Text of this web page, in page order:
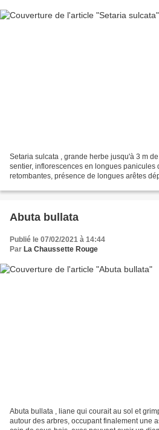
Setaria sulcata , grande herbe jusqu'à 3 m
sentier, inflorescences en longues panicules
retombantes, présence de longues arêtes
Abuta bullata
Publié le 07/02/2021 à 14:44
Par La Chaussette Rouge
Abuta bullata , liane qui courait au sol et
autour des arbres, occupant finalement une